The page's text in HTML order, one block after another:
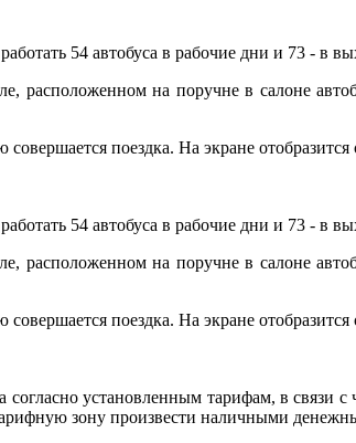
54 автобуса в рабочие дни и 73 - в
расположенном на поручне в салоне
поездка. На экране отобразится
54 автобуса в рабочие дни и 73 - в
расположенном на поручне в салоне
поездка. На экране отобразится
установленным тарифам, в связи с
зону произвести наличными